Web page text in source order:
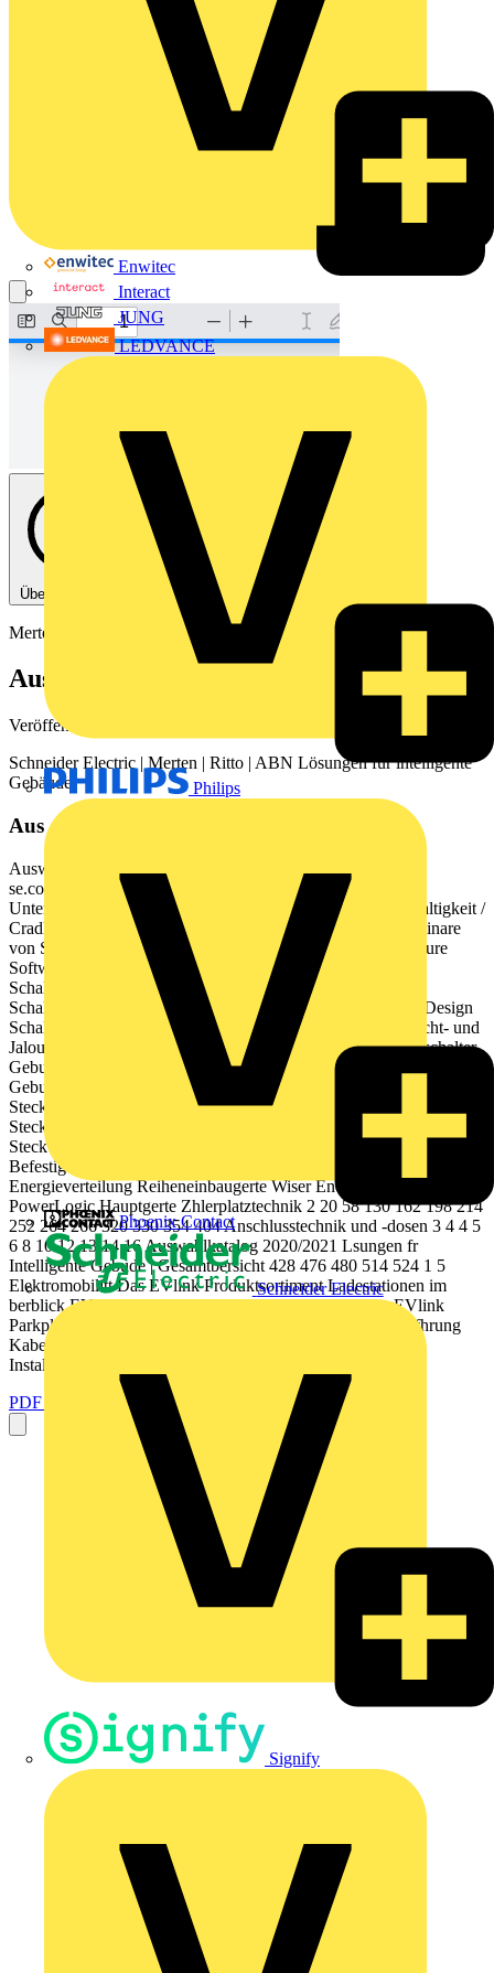
Enwitec
Interact
JUNG
LEDVANCE
Philips
Phoenix Contact
Schneider Electric
Signify
Über diese PDF
Merten
Auswahlkatalog 2020/2021
Veröffentlicht: 1. November 2020
Schneider Electric | Merten | Ritto | ABN Lösungen für intelligente
Gebäude
Aus diesem Dokument
Auswahlkatalog 2020/2021 Lsungen fr intelligente Gebude
se.com/de 2_TA Gesamtbersicht 1 ber Schneider Electric 1
Unternehmensprofil Schneider Electric Deutschland Nachhaltigkeit /
Cradle to Cradle EcoXpert mySchneider Kundenportal Seminare
von Schneider Electric Gebude 4.0 Wiser | KNX | EcoStruxure
Software zur Planung und Projektierung 2 2.1 2.13
Schalterprogramme und Gebudesteuerung Unterputzeinstze
Schalterprogramm - System M Schalterprogramm - System Design
Schalterprogramm - Spezial Schalterprogramme Aufputz Licht- und
Jalousiesystem Bewegungs- und Prsenzmelder Dmmerungsschalter
Gebudekommunikation Rufsysteme Wiser Smart Home KNX
Gebudesteuerung LED Arbeitsleuchten Schwere Vollgummi-
Steckvorrichtungen Vollgummi-Steckvorrichtungen Gummi-
Steckvorrichtungen SCHUKO-Stecker und -Kupplungen CEE-
Steckvorrichtungen Herd- und Gerteanschlussdosen Abzweigdosen
Befestigungsmaterial 4.1 4.5 411 412 413 414 415 420 421 422
Energieverteilung Reiheneinbaugerte Wiser Energiemanagement
PowerLogic Hauptgerte Zhlerplatztechnik 2 20 58 130 162 198 214
252 264 266 320 330 354 404 Anschlusstechnik und -dosen 3 4 4 5
6 8 10 12 13 14 16 Auswahlkatalog 2020/2021 Lsungen fr
Intelligente Gebude | Gesamtbersicht 428 476 480 514 524 1 5
Elektromobilitt Das EVlink Produktsortiment Ladestationen im
berblick EVlink Wallbox Ladestationen Wandmontage EVlink
Parkplatz Ladestationen Wand-/Bodenmontage 6 Leitungsfhrung
Kabeltragsysteme Schienenverteiler INKA Aluminium-
Installationskanle Sortiment...
PDF öffnen